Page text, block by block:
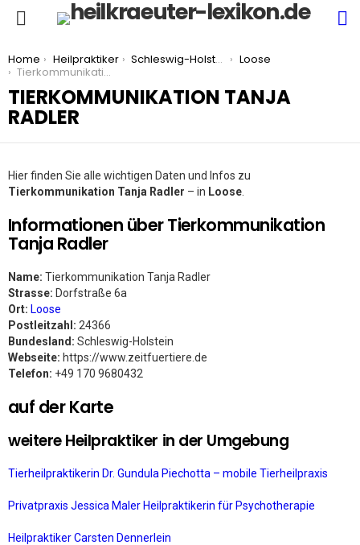
You are here:
Home Heilpraktiker Schleswig-Holstein
Loose
Tierkommunikation Tanja Radler
TIERKOMMUNIKATION TANJA
RADLER
Hier finden Sie alle wichtigen Daten und Infos zu
Tierkommunikation Tanja Radler – in Loose
Informationen über Tierkommunikation
Tanja Radler
Name: Tierkommunikation Tanja Radler
Strasse: Dorfstraße 6a
Ort: Loose
Postleitzahl: 24366
Bundesland: Schleswig-Holstein
Webseite: https://www.zeitfuertiere.de
Telefon: +49 170 9680432
auf der Karte
weitere Heilpraktiker in der Umgebung
Tierheilpraktikerin Dr. Gundula Piechotta – mobile Tierheilpraxis
Privatpraxis Jessica Maler Heilpraktikerin für Psychotherapie
Heilpraktiker Carsten Dennerlein